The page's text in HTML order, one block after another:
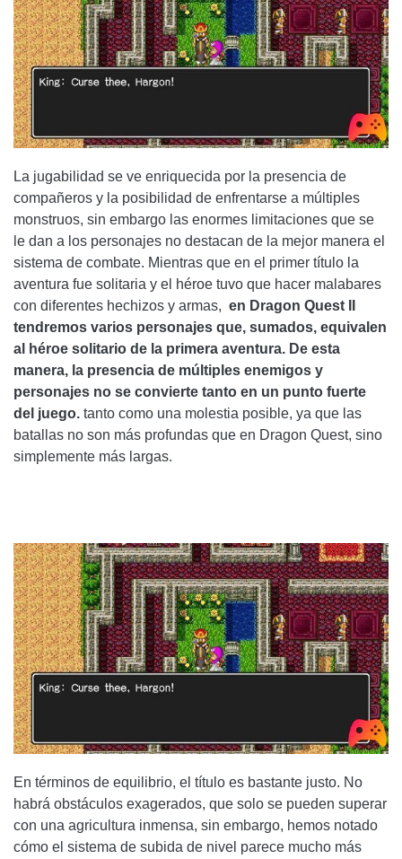
La jugabilidad se ve enriquecida por la presencia de
compañeros y la posibilidad de enfrentarse a múltiples
monstruos, sin embargo las enormes limitaciones que se
le dan a los personajes no destacan de la mejor manera el
sistema de combate. Mientras que en el primer título la
aventura fue solitaria y el héroe tuvo que hacer malabares
con diferentes hechizos y armas, en Dragon Quest II
tendremos varios personajes que, sumados, equivalen
al héroe solitario de la primera aventura. De esta
manera, la presencia de múltiples enemigos y
personajes no se convierte tanto en un punto fuerte
del juego. tanto como una molestia posible, ya que las
batallas no son más profundas que en Dragon Quest, sino
simplemente más largas.
En términos de equilibrio, el título es bastante justo. No
habrá obstáculos exagerados, que solo se pueden superar
con una agricultura inmensa, sin embargo, hemos notado
cómo el sistema de subida de nivel parece mucho más